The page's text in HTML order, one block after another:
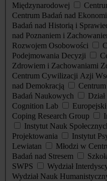
Międzynarodowej
Centrum Badań nad
Badań nad Historią i
nad Poznaniem i
Rozwojem Osobowości
Podejmowania Decyzji
Zdrowiem i Zachowaniami
Centrum Cywilizacji Azji
nad Demokracją
Badań Naukowych
Cognition Lab
Coping Research Group
Instytut Nauk
Projektowania
Instytut
Lewiatan
Młodzi w
Badań nad Stresem
SWPS
Wydział
Wydział Nauk